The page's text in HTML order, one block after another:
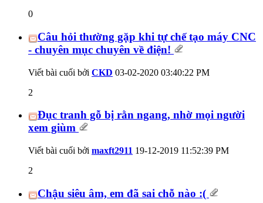
0
Câu hỏi thường gặp khi tự chế tạo máy CNC
- chuyên mục chuyên về điện!
Viết bài cuối bởi CKD 03-02-2020 03:40:22 PM
2
Đục tranh gỗ bị rằn ngang, nhờ mọi người
xem giùm
Viết bài cuối bởi maxft2911 19-12-2019 11:52:39 PM
2
Chậu siêu âm, em đã sai chỗ nào :(